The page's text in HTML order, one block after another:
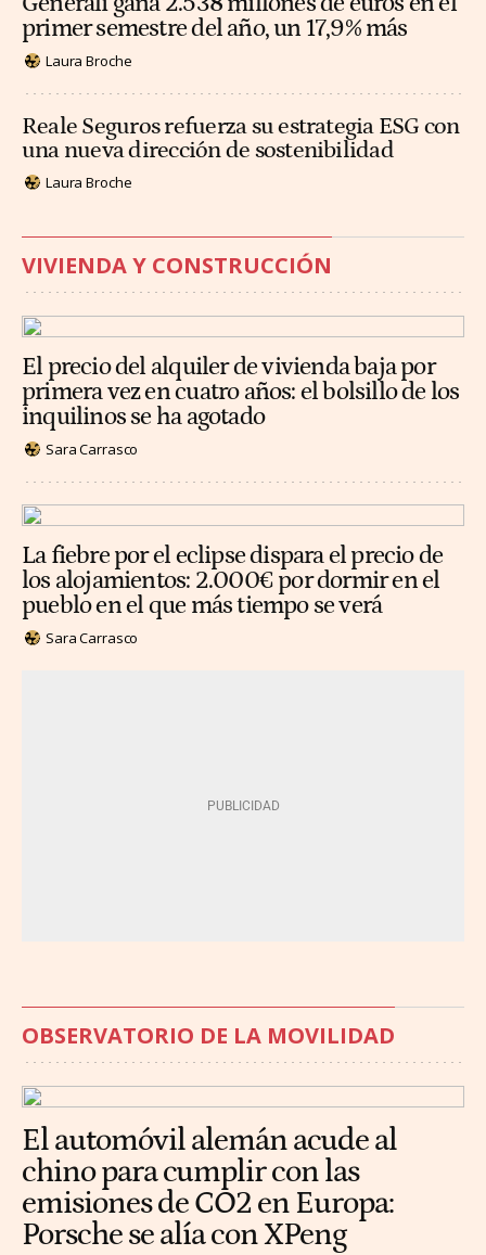
primer semestre del año, un 17,9% más
Laura Broche
Reale Seguros refuerza su estrategia ESG con
una nueva dirección de sostenibilidad
Laura Broche
VIVIENDA Y CONSTRUCCIÓN
El precio del alquiler de vivienda baja por
primera vez en cuatro años: el bolsillo de los
inquilinos se ha agotado
Sara Carrasco
La fiebre por el eclipse dispara el precio de
los alojamientos: 2.000€ por dormir en el
pueblo en el que más tiempo se verá
Sara Carrasco
OBSERVATORIO DE LA MOVILIDAD
El automóvil alemán acude al
chino para cumplir con las
emisiones de CO2 en Europa:
Porsche se alía con XPeng